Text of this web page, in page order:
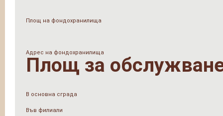
Площ на фондохранилища
Адрес на фондохранилища
Площ за
В основна сграда
Във филиали